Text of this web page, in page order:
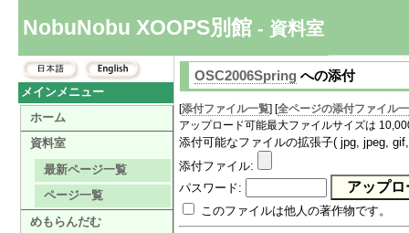
NobuNobu XOOPS別館 - 資料室
OSC2006Spring への添付
[添付ファイル一覧] [全ページの添付ファイル
アップロード可能最大ファイルサイズは
添付可能なファイルの拡張子( jpg, jpeg,
添付ファイル:
パスワード:
このファイルは他人の著作物です。
メインメニュー
ホーム
資料室
最新ページ一覧
ページ一覧
めもらんだむ